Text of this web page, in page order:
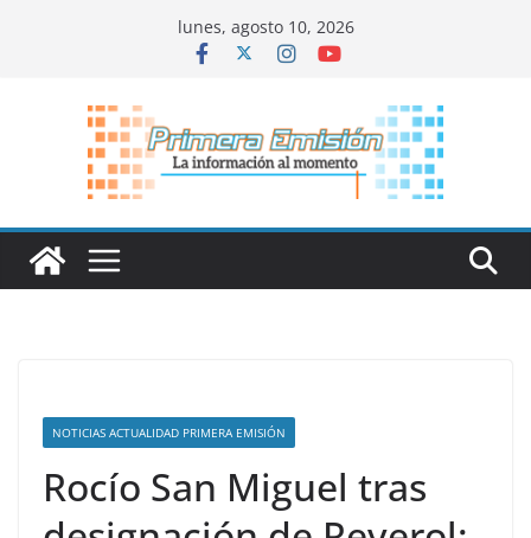
lunes, agosto 10, 2026
NOTICIAS ACTUALIDAD PRIMERA EMISIÓN
Rocío San Miguel tras